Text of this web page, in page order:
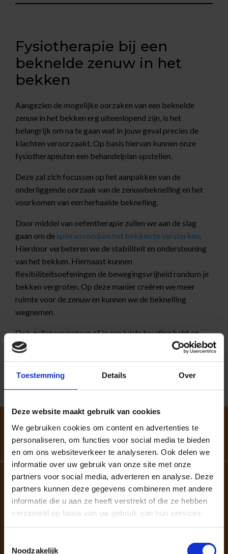
Toestemming Details Over
Deze website maakt gebruik van cookies
We gebruiken cookies om content en advertenties te
personaliseren, om functies voor social media te bieden
en om ons websiteverkeer te analyseren. Ook delen we
informatie over uw gebruik van onze site met onze
partners voor social media, adverteren en analyse. Deze
partners kunnen deze gegevens combineren met andere
informatie die u aan ze heeft verstrekt of die ze hebben
verzameld op basis van uw gebruik van hun services.
Noodzakelijk
Fysiotherapie bij een
beknelde zenuw in het
bekken
Aangezien de mogelijke oorzaken van een beknelde
zenuw in het bekken erg uiteenlopend zijn, is het
belangrijk om na te gaan wat in jouw geval precies de
klachten veroorzaakt. Op basis hiervan kunnen onze
fysiotherapeuten een behandelplan opstellen.
Deze zal zich focussen op het aanpakken van de
onderliggende oorzaak van de zenuwbeknelling en het
voorkomen van een herhaalde beknelling.
Door middel van oefentherapie zullen we aan de slag
gaan om de spieren rondom het bekken te versterken.
Hierdoor verbeteren we de stabiliteit en ondersteuning
van het bekken. Hiernaast kunnen
flexibiliteitsoefeningen de bewegingsvrijheid rondom je
bekken vergroten. Op deze manier creëren we meer
ruimte voor de zenuw en kunnen we de beknelling
wegnemen.
Ook zullen we nagaan of je een juiste houding hebt en
zullen we aan de slag gaan om deze waar nodig is te
verminderen van de druk op de zenuw.
Korte succesverhalen
"Goede en betrouwbare therapeuten die precies weten
waar de zere plek zit."